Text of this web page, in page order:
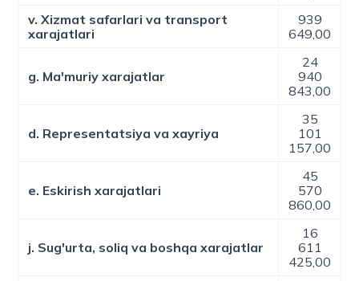
v. Xizmat safarlari va transport
xarajatlari
939
649,00
g. Ma'muriy xarajatlar
24
940
843,00
d. Representatsiya va xayriya
35
101
157,00
e. Eskirish xarajatlari
45
570
860,00
j. Sug'urta, soliq va boshqa xarajatlar
16
611
425,00